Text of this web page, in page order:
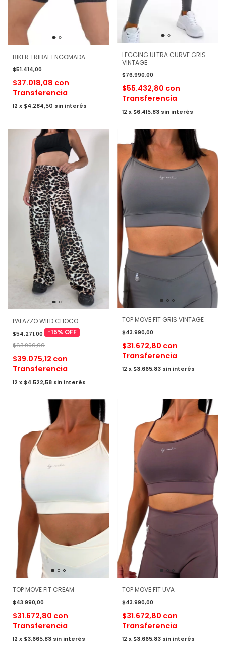
BIKER TRIBAL ENGOMADA
$51.414,00
$37.018,08 con
Transferencia
12 x $4.284,50 sin interés
LEGGING ULTRA CURVE GRIS
VINTAGE
$76.990,00
$55.432,80 con
Transferencia
12 x $6.415,83 sin interés
PALAZZO WILD CHOCO
$54.271,00 -15% OFF
$63.990,00
$39.075,12 con
Transferencia
12 x $4.522,58 sin interés
TOP MOVE FIT GRIS VINTAGE
$43.990,00
$31.672,80 con
Transferencia
12 x $3.665,83 sin interés
TOP MOVE FIT CREAM
$43.990,00
$31.672,80 con
Transferencia
12 x $3.665,83 sin interés
TOP MOVE FIT UVA
$43.990,00
$31.672,80 con
Transferencia
12 x $3.665,83 sin interés